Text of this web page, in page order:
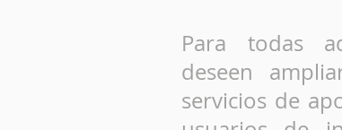
Para todas
deseen
servicios de